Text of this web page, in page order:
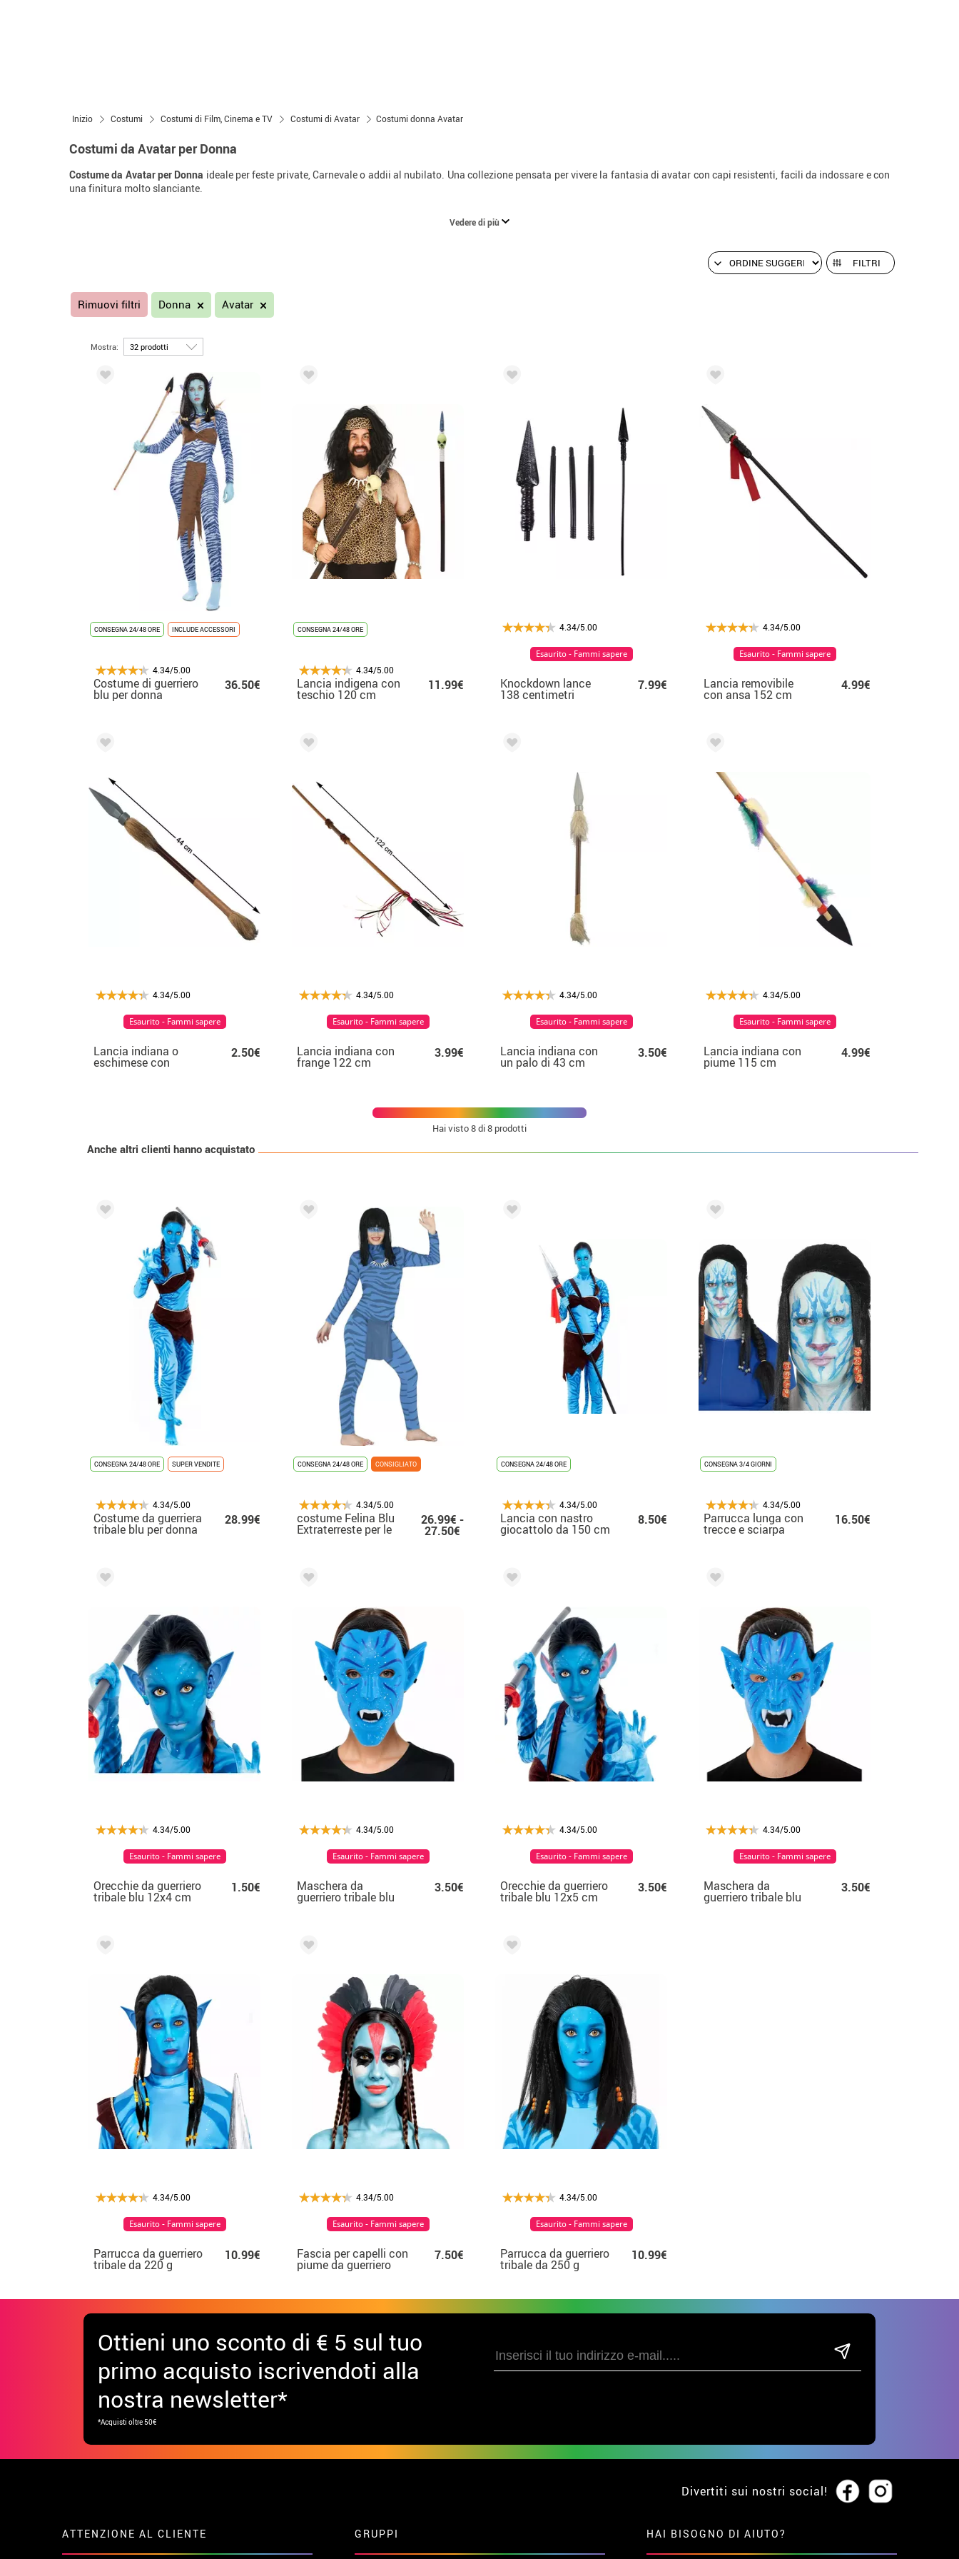
Inizio Costumi Costumi di Film, Cinema e TV Costumi di Avatar Costumi donna Avatar
Costumi da Avatar per Donna
Costume da Avatar per Donna ideale per feste private, Carnevale o addii al nubilato. Una collezione pensata per vivere la fantasia di avatar con capi resistenti, facili da indossare e con
una finitura molto slanciante.
Vedere di più
FILTRI
Rimuovi filtri Donna Avatar
Mostra:
CONSEGNA 24/48 ORE INCLUDE ACCESSORI
4.34/5.00
Costume di guerriero
blu per donna
36.50€
CONSEGNA 24/48 ORE
4.34/5.00
Lancia indigena con
teschio 120 cm
11.99€
4.34/5.00
Knockdown lance
138 centimetri
7.99€
Esaurito - Fammi sapere
4.34/5.00
Lancia removibile
con ansa 152 cm
4.99€
Esaurito - Fammi sapere
4.34/5.00
Lancia indiana o
eschimese con
2.50€
Esaurito - Fammi sapere
4.34/5.00
Lancia indiana con
frange 122 cm
3.99€
Esaurito - Fammi sapere
4.34/5.00
Lancia indiana con
un palo di 43 cm
3.50€
Esaurito - Fammi sapere
4.34/5.00
Lancia indiana con
piume 115 cm
4.99€
Esaurito - Fammi sapere
Hai visto8di 8 prodotti
Anche altri clienti hanno acquistato
CONSEGNA 24/48 ORE SUPER VENDITE
4.34/5.00
Costume da guerriera
tribale blu per donna
28.99€
CONSEGNA 24/48 ORE CONSIGLIATO
4.34/5.00
costume Felina Blu
Extraterreste per le
26.99€ -
27.50€
CONSEGNA 24/48 ORE
4.34/5.00
Lancia con nastro
giocattolo da 150 cm
8.50€
CONSEGNA 3/4 GIORNI
4.34/5.00
Parrucca lunga con
trecce e sciarpa
16.50€
4.34/5.00
Orecchie da guerriero
tribale blu 12x4 cm
1.50€
Esaurito - Fammi sapere
4.34/5.00
Maschera da
guerriero tribale blu
per donna
3.50€
Esaurito - Fammi sapere
4.34/5.00
Orecchie da guerriero
tribale blu 12x5 cm
3.50€
Esaurito - Fammi sapere
4.34/5.00
Maschera da
guerriero tribale blu
per uomo
3.50€
Esaurito - Fammi sapere
4.34/5.00
Parrucca da guerriero
tribale da 220 g
10.99€
Esaurito - Fammi sapere
4.34/5.00
Fascia per capelli con
piume da guerriero
tribale del fuoco
7.50€
Esaurito - Fammi sapere
4.34/5.00
Parrucca da guerriero
tribale da 250 g
10.99€
Esaurito - Fammi sapere
Ottieni uno sconto di € 5 sul tuo
primo acquisto iscrivendoti alla
nostra newsletter*
*Acquisti oltre 50€
Divertiti sui nostri social!
ATTENZIONE AL CLIENTE GRUPPI HAI BISOGNO DI AIUTO?